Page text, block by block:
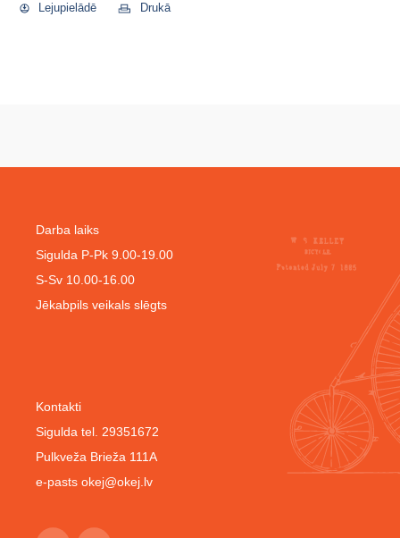
Lejupielādē Drukā
Kontakti
Sigulda tel. 29351672
Pulkveža Brieža 111A
e-pasts okej@okej.lv
Darba laiks
Sigulda P-Pk 9.00-19.00
S-Sv 10.00-16.00
Jēkabpils veikals slēgts